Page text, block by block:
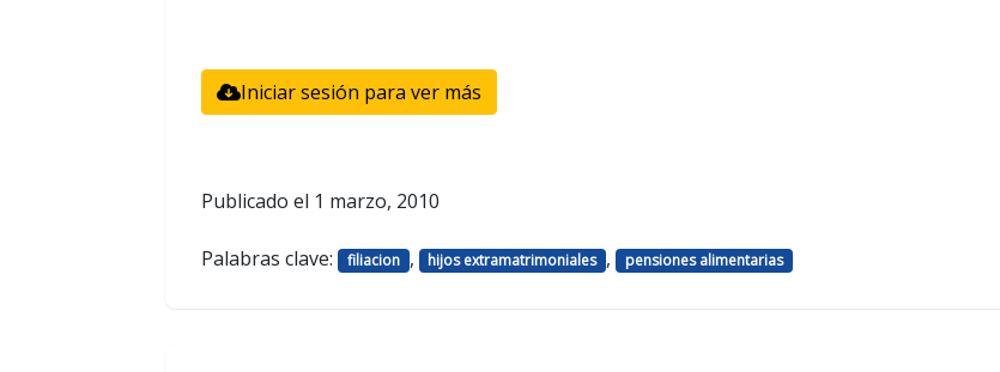
Iniciar sesión para ver más
Publicado el 1 marzo, 2010
Palabras clave: filiacion , hijos extramatrimoniales , pensiones alimentarias